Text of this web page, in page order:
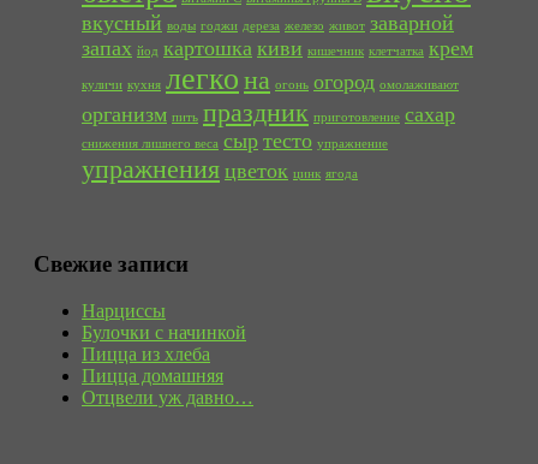
вкусный воды годжи дереза железо живот заварной
запах йод картошка киви кишечник клетчатка крем
куличи кухня легко на огонь огород омолаживают
организм пить праздник приготовление сахар
снижения лишнего веса сыр тесто упражнение
упражнения цветок цинк ягода
Свежие записи
Нарциссы
Булочки с начинкой
Пицца из хлеба
Пицца домашняя
Отцвели уж давно…